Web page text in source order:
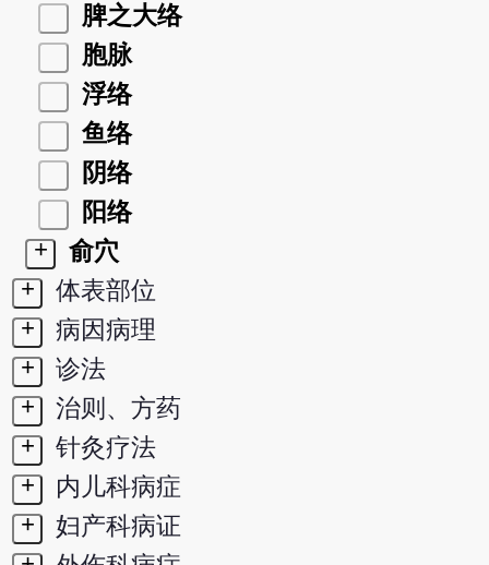
脾之大络
胞脉
浮络
鱼络
阴络
阳络
+
俞穴
+
体表部位
+
病因病理
+
诊法
+
治则、方药
+
针灸疗法
+
内儿科病症
+
妇产科病证